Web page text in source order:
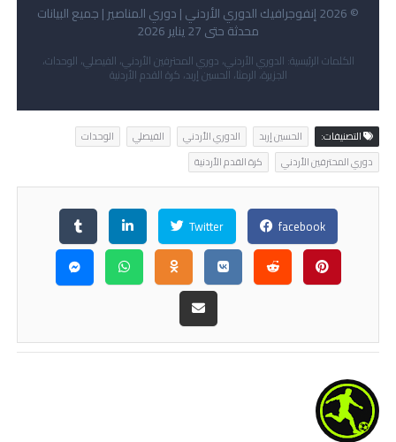
© 2026 إنفوجرافيك الدوري الأردني | دوري المناصير | جميع البيانات
محدثة حتى 27 يناير 2026
الكلمات الرئيسية: الدوري الأردني، دوري المحترفين الأردني، الفيصلي، الوحدات،
الجزيرة، الرمثا، الحسين إربد، كرة القدم الأردنية
التصنيفات: الحسين إربد الدوري الأردني الفيصلي
الوحدات
دوري المحترفين الأردني
كرة القدم الأردنية
facebook
Twitter